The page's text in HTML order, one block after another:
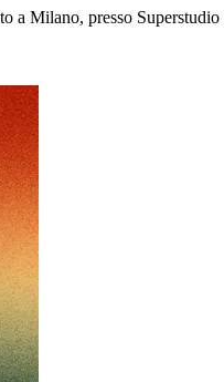
a Milano, presso